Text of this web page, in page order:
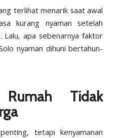
terlihat menarik saat awal
kurang nyaman setelah
Lalu, apa sebenarnya faktor
nyaman dihuni bertahun-
Rumah Tidak
tetapi kenyamanan